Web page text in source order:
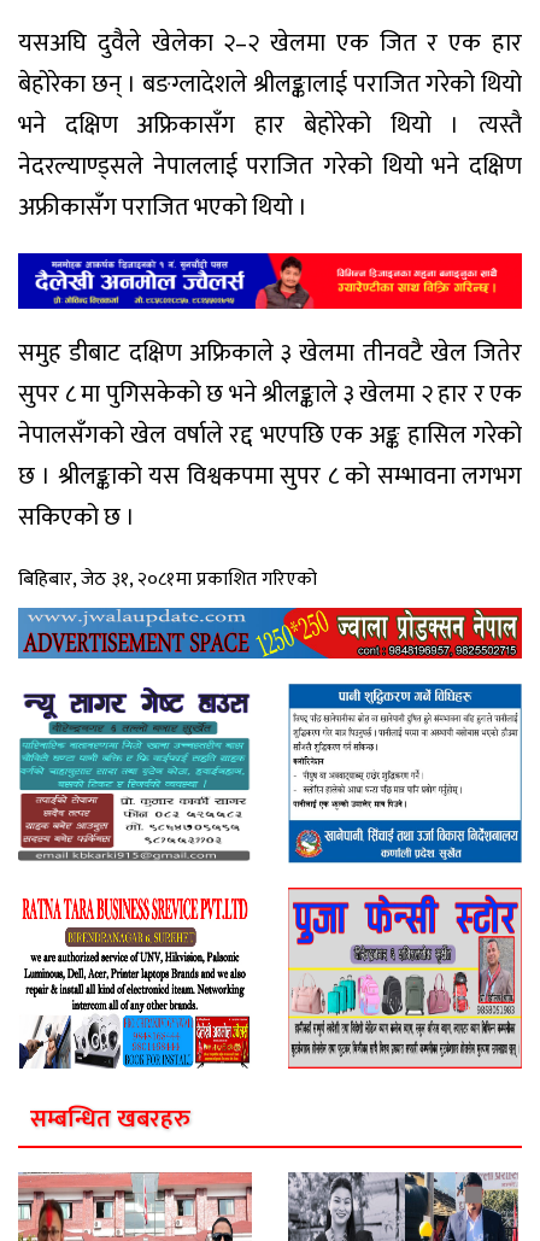
यसअघि दुवैले खेलेका २–२ खेलमा एक जित र एक हार
बेहोरेका छन् । बङग्लादेशले श्रीलङ्कालाई पराजित गरेको थियो
भने दक्षिण अफ्रिकासँग हार बेहोरेको थियो । त्यस्तै
नेदरल्याण्ड्सले नेपाललाई पराजित गरेको थियो भने दक्षिण
अफ्रीकासँग पराजित भएको थियो ।
समुह डीबाट दक्षिण अफ्रिकाले ३ खेलमा तीनवटै खेल जितेर
सुपर ८ मा पुगिसकेको छ भने श्रीलङ्काले ३ खेलमा २ हार र एक
नेपालसँगको खेल वर्षाले रद्द भएपछि एक अङ्क हासिल गरेको
छ । श्रीलङ्काको यस विश्वकपमा सुपर ८ को सम्भावना लगभग
सकिएको छ ।
बिहिबार, जेठ ३१, २०८१मा प्रकाशित गरिएको
सम्बन्धित खबरहरु